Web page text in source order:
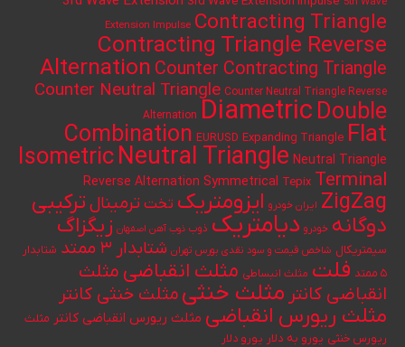
Extension Impulse Contracting Triangle
Contracting Triangle Reverse
Alternation Counter Contracting Triangle
Counter Neutral Triangle Counter Neutral Triangle Reverse
Alternation Diametric Double
Combination EURUSD Expanding Triangle Flat
IsometricNeutral Triangle Neutral Triangle
Reverse Alternation Symmetrical Tepix Terminal
ZigZag ایران خودرو ایزومتریک تختترمینال ترکیبی
دوگانه خودرو دیامتریک ذوب ذوب آهن اصفهان زیگزاگ
سیمتریکال شاخص قیمت و سود نقدی بورس تهران شتابدار ۳ ممتد
شتابدار
۵ ممتد
فلت مثلث انبساطی مثلث انقباضی مثلث
انقباضی کانتر مثلث خنثی مثلث خنثی کانتر
مثلث ریورس انقباضی مثلث ریورس انقباضی کانتر مثلث
ریورس خنثی یورو به دلار یورو دلار